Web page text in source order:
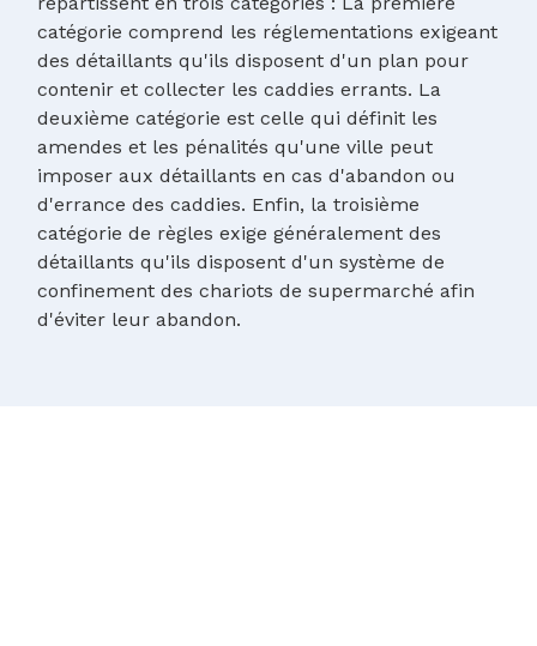
catégorie comprend les réglementations exigeant
des détaillants qu'ils disposent d'un plan pour
contenir et collecter les caddies errants. La
deuxième catégorie est celle qui définit les
amendes et les pénalités qu'une ville peut
imposer aux détaillants en cas d'abandon ou
d'errance des caddies. Enfin, la troisième
catégorie de règles exige généralement des
détaillants qu'ils disposent d'un système de
confinement des chariots de supermarché afin
d'éviter leur abandon.